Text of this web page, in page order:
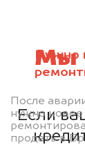
Нужно
После
нужно новое
продать в
Мы
Если